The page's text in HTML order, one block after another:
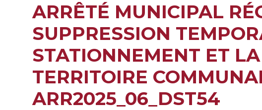
ARRÊTÉ MUNICIPAL
SUPPRESSION
STATIONNEMENT ET
TERRITOIRE
ARR2025_06_DST54